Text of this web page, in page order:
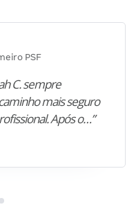
PSF
C. sempre
mais seguro
Após o…”